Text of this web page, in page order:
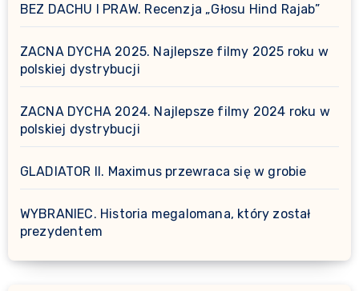
BEZ DACHU I PRAW. Recenzja „Głosu Hind Rajab”
ZACNA DYCHA 2025. Najlepsze filmy 2025 roku w
polskiej dystrybucji
ZACNA DYCHA 2024. Najlepsze filmy 2024 roku w
polskiej dystrybucji
GLADIATOR II. Maximus przewraca się w grobie
WYBRANIEC. Historia megalomana, który został
prezydentem